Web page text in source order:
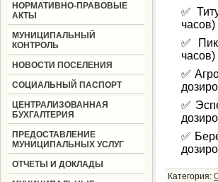
НОРМАТИВНО-ПРАВОВЫЕ
АКТЫ
МУНИЦИПАЛЬНЫЙ
КОНТРОЛЬ
НОВОСТИ ПОСЕЛЕНИЯ
СОЦИАЛЬНЫЙ ПАСПОРТ
ЦЕНТРАЛИЗОВАННАЯ
БУХГАЛТЕРИЯ
ПРЕДОСТАВЛЕНИЕ
МУНИЦИПАЛЬНЫХ УСЛУГ
ОТЧЕТЫ И ДОКЛАДЫ
✅
часов)
✅
часов)
✅
✅
✅
Категория: